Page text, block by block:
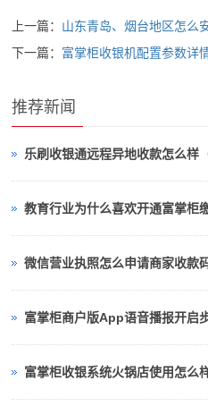
上一篇： 山东青岛、烟台地区怎么
下一篇： 富掌柜收银机配置参数详
推荐新闻
乐刷收银通远程异地收款怎么样
教育行业为什么喜欢开通富掌柜
微信营业执照怎么申请商家收款
富掌柜商户版App语音播报开启
富掌柜收银系统火锅店使用怎么